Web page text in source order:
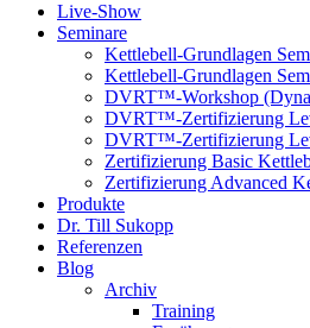
Live-Show
Seminare
Kettlebell-Grundlagen
Kettlebell-Grundlagen
DVRT™-Workshop
DVRT™-Zertifizierung
DVRT™-Zertifizierung
Zertifizierung Basic
Zertifizierung Advanced
Produkte
Dr. Till Sukopp
Referenzen
Blog
Archiv
Training